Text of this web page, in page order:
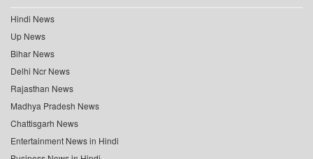
Hindi News
Up News
Bihar News
Delhi Ncr News
Rajasthan News
Madhya Pradesh News
Chattisgarh News
Entertainment News in Hindi